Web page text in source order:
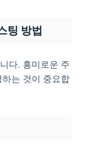
팅 방법
다. 흥미로운 주
는 것이 중요합